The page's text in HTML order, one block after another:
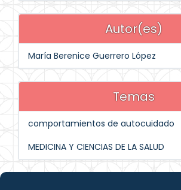
Autor(es)
María Berenice Guerrero López
Temas
comportamientos de autocuidado
MEDICINA Y CIENCIAS DE LA SALUD